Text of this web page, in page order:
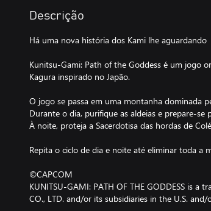
Descrição
Há uma nova história dos Kami lhe aguardando
Kunitsu-Gami: Path of the Goddess é um jogo
Kagura inspirado no Japão.
O jogo se passa em uma montanha dominada
Durante o dia, purifique as aldeias e prepare-se
À noite, proteja a Sacerdotisa das hordas de
Repita o ciclo de dia e noite até eliminar toda a
©CAPCOM
KUNITSU-GAMI: PATH OF THE GODDESS is
CO., LTD. and/or its subsidiaries in the U.S.